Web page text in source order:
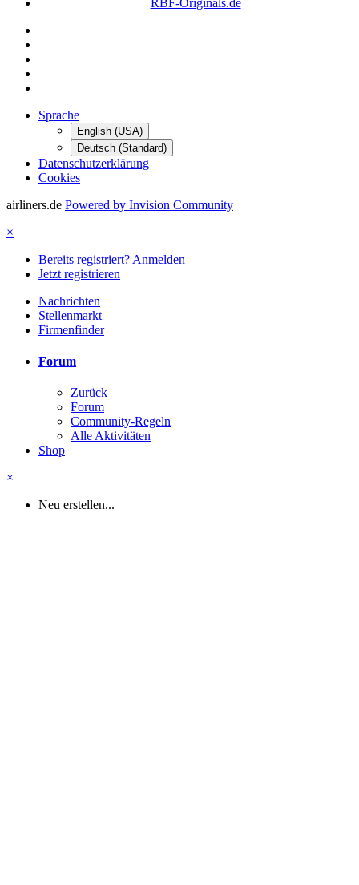
Sprache
English (USA)
Deutsch (Standard)
Datenschutzerklärung
Cookies
airliners.de Powered by Invision Community
×
Bereits registriert? Anmelden
Jetzt registrieren
Nachrichten
Stellenmarkt
Firmenfinder
Forum
Zurück
Forum
Community-Regeln
Alle Aktivitäten
Shop
×
Neu erstellen...